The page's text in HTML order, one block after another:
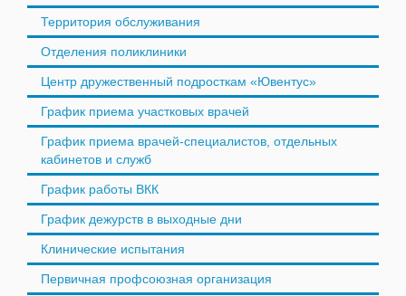
Территория обслуживания
Отделения поликлиники
Центр дружественный подросткам «Ювентус»
График приема участковых врачей
График приема врачей-специалистов, отдельных
кабинетов и служб
График работы ВКК
График дежурств в выходные дни
Клинические испытания
Первичная профсоюзная организация